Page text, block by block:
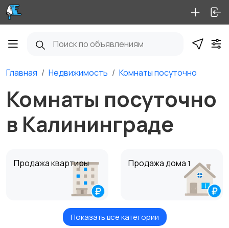
Главная Недвижимость Комнаты посуточно
Комнаты посуточно
в Калининграде
Продажа квартиры Продажа дома 1
Продажа комнаты Продажа участка
Показать все категории